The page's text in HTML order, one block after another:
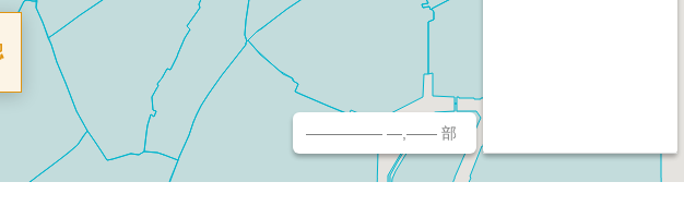
————— —,—— 部